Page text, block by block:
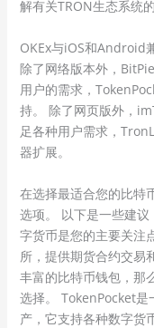
解有关TRON生态系统的
OKEx与iOS和Android
除了网络版本外，
用户的需求，
持。 除了网页版外，
足各种用户需求，
器扩展。
在选择最适合您的比特
选项。 以下是一些建
字货币是您的主要关注
所，提供期货合约交易
丰富的比特币钱包，那
选择。 TokenPocket是
产，它支持各种数字货